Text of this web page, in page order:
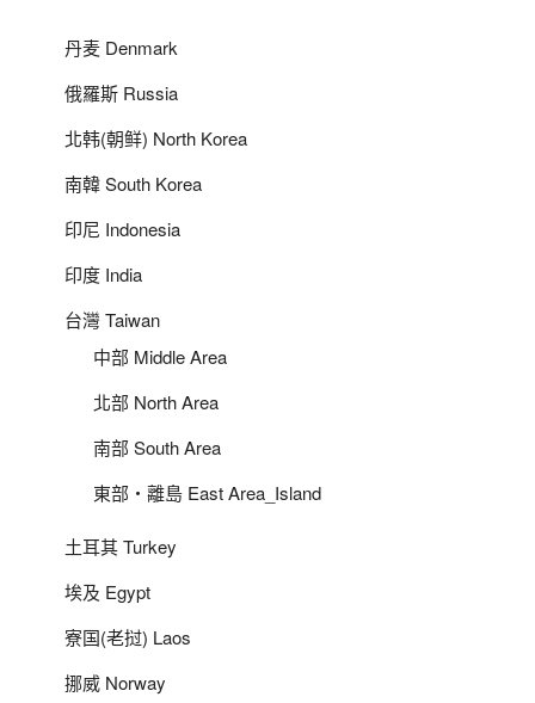
丹麦 Denmark
俄羅斯 Russia
北韩(朝鲜) North Korea
南韓 South Korea
印尼 Indonesia
印度 India
台灣 Taiwan
中部 Middle Area
北部 North Area
南部 South Area
東部‧離島 East Area_Island
土耳其 Turkey
埃及 Egypt
寮国(老挝) Laos
挪威 Norway